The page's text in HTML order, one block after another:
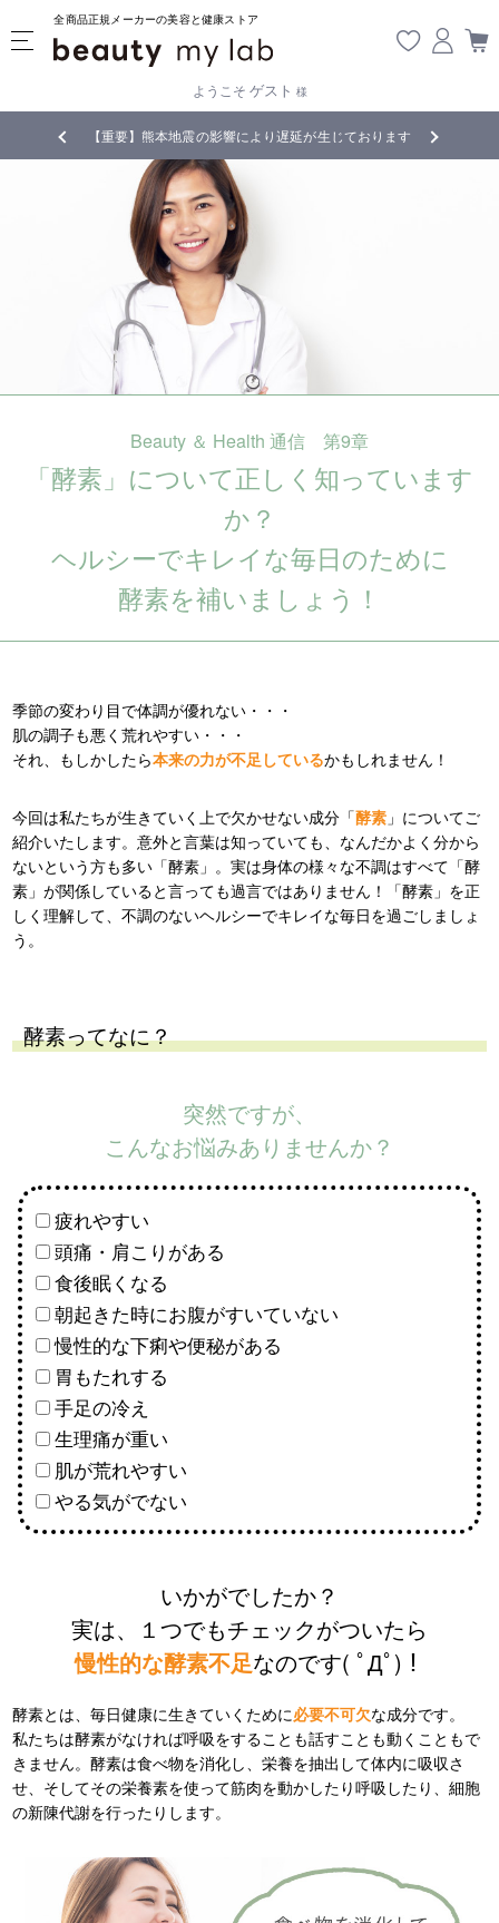
全商品正規メーカーの美容と健康ストア
ようこそ ゲスト 様
【重要】熊本地震の影響により遅延が生じております
Beauty ＆ Health 通信 第9章
「酵素」について正しく知っています
か？
ヘルシーでキレイな毎日のために
酵素を補いましょう！
季節の変わり目で体調が優れない・・・
肌の調子も悪く荒れやすい・・・
それ、もしかしたら本来の力が不足しているかもしれません！
今回は私たちが生きていく上で欠かせない成分「酵素 」についてご
紹介いたします。意外と言葉は知っていても、なんだかよく分から
ないという方も多い「酵素」。実は身体の様々な不調はすべて「酵
素」が関係していると言っても過言ではありません！「酵素」を正
しく理解して、不調のないヘルシーでキレイな毎日を過ごしましょ
う。
酵素ってなに？
突然ですが、
こんなお悩みありませんか？
疲れやすい
頭痛・肩こりがある
食後眠くなる
朝起きた時にお腹がすいていない
慢性的な下痢や便秘がある
胃もたれする
手足の冷え
生理痛が重い
肌が荒れやすい
やる気がでない
いかがでしたか？
実は、１つでもチェックがついたら
慢性的な酵素不足なのです( ﾟДﾟ)！
酵素とは、毎日健康に生きていくために必要不可欠な成分です。
私たちは酵素がなければ呼吸をすることも話すことも動くこともで
きません。酵素は食べ物を消化し、栄養を抽出して体内に吸収さ
せ、そしてその栄養素を使って筋肉を動かしたり呼吸したり、細胞
の新陳代謝を行ったりします。